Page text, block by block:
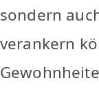
sondern
verankern